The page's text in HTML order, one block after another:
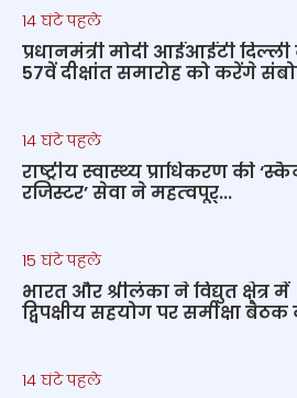
14 घंटे पहले
प्रधानमंत्री मोदी आईआईटी
57वें दीक्षांत समारोह को करेंगे
14 घंटे पहले
राष्‍ट्रीय स्‍वास्‍थ्‍य प्राधिकरण की
रजिस्टर’ सेवा ने महत्‍वपूर्...
15 घंटे पहले
भारत और श्रीलंका ने विद्युत क्षेत्र में
द्विपक्षीय सहयोग पर समीक्षा बैठक
14 घंटे पहले